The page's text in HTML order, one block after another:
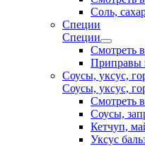
Соль,
Специи
Специи
Смотреть
Приправы
Соусы, уксус,
Соусы, уксус,
Смотреть
Соусы,
Кетчуп,
Уксус